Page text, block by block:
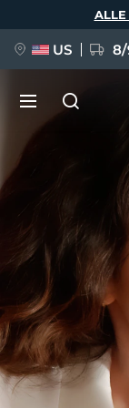
ALLE
US 8/
FAQ™ Pure
BREAKING
issa™ Teeth
Sprache
English
Français
Polski
Türkçe